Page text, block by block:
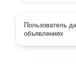
Пользователь
объявлениях